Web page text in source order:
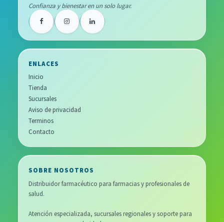
Confianza y bienestar en un solo lugar.
ENLACES
Inicio
Tienda
Sucursales
Aviso de privacidad
Terminos
Contacto
SOBRE NOSOTROS
Distribuidor farmacéutico para farmacias y profesionales de
salud.
Atención especializada, sucursales regionales y soporte para